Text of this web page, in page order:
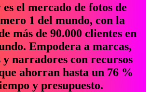
es el mercado de fotos de
1 del mundo, con la
más de 90.000 clientes en
Empodera a marcas,
y narradores con recursos
ahorran hasta un 76 %
y presupuesto.